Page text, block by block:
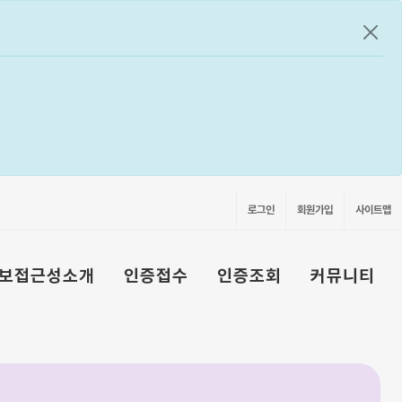
공지
로그인 회원가입 사이트맵
접근성소개 인증접수 인증조회 커뮤니티